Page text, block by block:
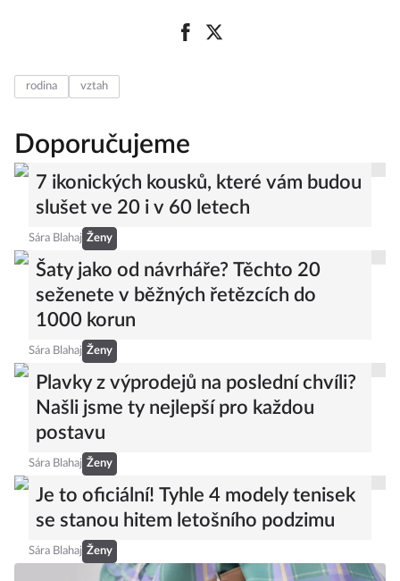
rodina vztah
Doporučujeme
7 ikonických kousků, které vám budou
Ženy
Šaty jako od návrháře? Těchto 20
seženete v běžných řetězcích do
Ženy
Plavky z výprodejů na poslední chvíli?
Našli jsme ty nejlepší pro každou
postavu
Ženy
Je to oficiální! Tyhle 4 modely tenisek
se stanou hitem letošního podzimu
Sára Blahaj Ženy